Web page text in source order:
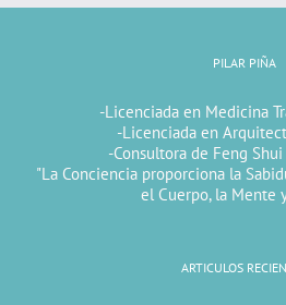
PILAR PIÑA
-Licenciada en Medicina
-Licenciada en
-Consultora de Feng
"La Conciencia proporciona la
el Cuerpo, la Mente
ARTICULOS